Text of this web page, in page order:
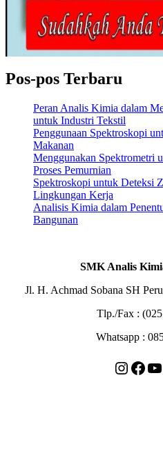
Pos-pos Terbaru
Peran Analis Kimia dalam
untuk Industri Tekstil
Penggunaan Spektroskopi
Makanan
Menggunakan Spektrometri
Proses Pemurnian
Spektroskopi untuk Deteksi
Lingkungan Kerja
Analisis Kimia dalam
Bangunan
SMK Analis
Jl. H. Achmad Sobana SH
Tlp./Fax :
Whatsapp :